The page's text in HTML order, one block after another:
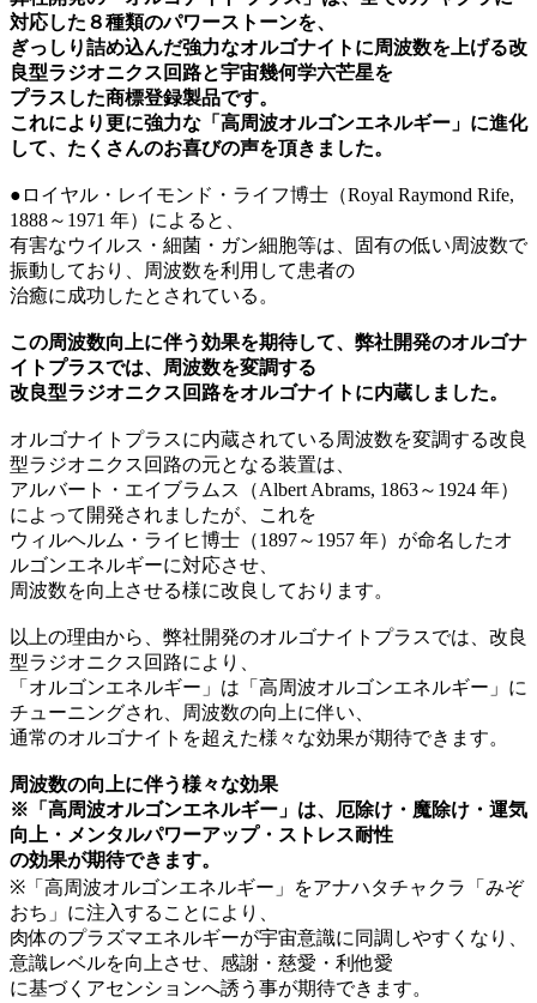
対応した８種類のパワーストーンを、
ぎっしり詰め込んだ強力なオルゴナイトに周波数を上げる改
良型ラジオニクス回路と宇宙幾何学六芒星を
プラスした商標登録製品です。
これにより更に強力な「高周波オルゴンエネルギー」に進化
して、たくさんのお喜びの声を頂きました。
●ロイヤル・レイモンド・ライフ博士（Royal Raymond Rife,
1888～1971 年）によると、
有害なウイルス・細菌・ガン細胞等は、固有の低い周波数で
振動しており、周波数を利用して患者の
治癒に成功したとされている。
この周波数向上に伴う効果を期待して、弊社開発のオルゴナ
イトプラスでは、周波数を変調する
改良型ラジオニクス回路をオルゴナイトに内蔵しました。
オルゴナイトプラスに内蔵されている周波数を変調する改良
型ラジオニクス回路の元となる装置は、
アルバート・エイブラムス（Albert Abrams, 1863～1924 年）
によって開発されましたが、これを
ウィルヘルム・ライヒ博士（1897～1957 年）が命名したオ
ルゴンエネルギーに対応させ、
周波数を向上させる様に改良しております。
以上の理由から、弊社開発のオルゴナイトプラスでは、改良
型ラジオニクス回路により、
「オルゴンエネルギー」は「高周波オルゴンエネルギー」に
チューニングされ、周波数の向上に伴い、
通常のオルゴナイトを超えた様々な効果が期待できます。
周波数の向上に伴う様々な効果
※「高周波オルゴンエネルギー」は、厄除け・魔除け・運気
向上・メンタルパワーアップ・ストレス耐性
の効果が期待できます。
※「高周波オルゴンエネルギー」をアナハタチャクラ「みぞ
おち」に注入することにより、
肉体のプラズマエネルギーが宇宙意識に同調しやすくなり、
意識レベルを向上させ、感謝・慈愛・利他愛
に基づくアセンションへ誘う事が期待できます。